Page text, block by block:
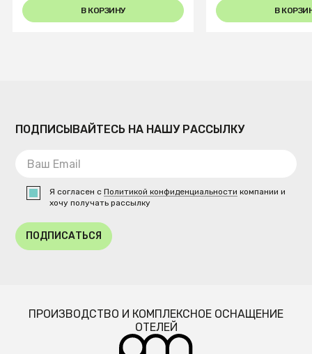
В КОРЗИНУ В
ПОДПИСЫВАЙТЕСЬ НА НАШУ РАССЫЛКУ
Я согласен сПолитикой конфиденциальности компании и
хочу получать рассылку
ПОДПИСАТЬСЯ
ПРОИЗВОДСТВО И КОМПЛЕКСНОЕ ОСНАЩЕНИЕ
ОТЕЛЕЙ